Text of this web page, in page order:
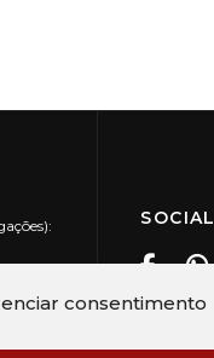
consentimento
SOCIAL